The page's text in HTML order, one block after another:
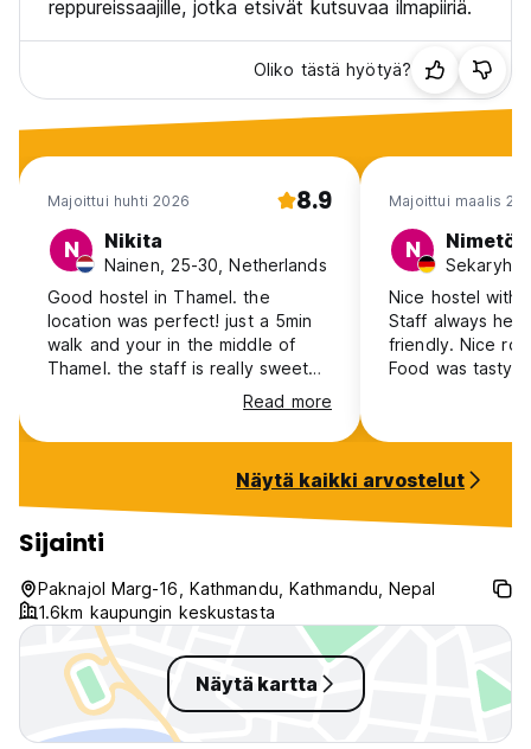
reppureissaajille, jotka etsivät kutsuvaa ilmapiiriä.
Oliko tästä hyötyä?
Majoittui huhti 2026 8.9
N Nikita
Nainen, 25-30, Netherlands
Good hostel in Thamel. the
location was perfect! just a 5min
walk and your in the middle of
Thamel. the staff is really sweet
and ready to help with all you
need. also the rooftop is really
nice to just chill and meet new
Read more
Majoittui maalis
N Nimetön
Nice hostel with
Staff always
friendly. Nice
Food was tasty,
space e.g. a
Näytä kaikki arvostelut
Sijainti
Paknajol Marg-16, Kathmandu, Kathmandu, Nepal
1.6km kaupungin keskustasta
Näytä kartta